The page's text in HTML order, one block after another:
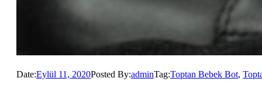
Date:Eylül 11, 2020Posted By:adminTag:Toptan Bebek Bot,